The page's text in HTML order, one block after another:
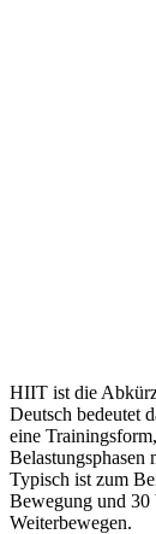
HIIT ist die
Deutsch bedeutet
eine
Belastungsphasen
Typisch ist zum
Bewegung und 30
Weiterbewegen.